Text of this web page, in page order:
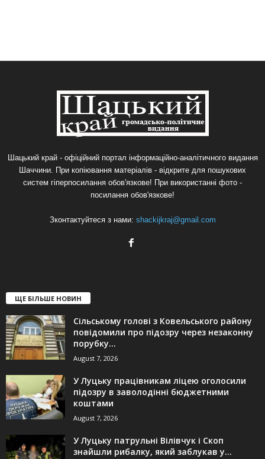
Шацький край - офіційний портал інформаційно-аналітичного видання
Шаччини. При копіювання матеріалів - відкрите для пошукових
систем гіперпосилання обов'язкове! При використанні фото -
посилання обов'язкове!
Зконтактуйтеся з нами: shackijkraj@gmail.com
ЩЕ БІЛЬШЕ НОВИН
Сільському голові з Ковельського району
повідомили про підозру через незаконну
порубку...
August 7, 2026
У Луцьку працівникам ліцею оголосили
підозру в заволодінні бюджетними
коштами
August 7, 2026
У Луцьку патрульні Вілівчук і Скоп
знайшли рибалку, який заблукав у...